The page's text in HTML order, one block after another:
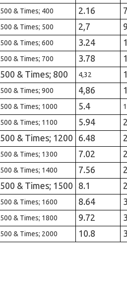
500 & Times; 400 2.16
500 & Times; 500 2,7
500 & Times; 600 3.24
500 & Times; 700 3.78
500 & Times; 800 4,32
500 & Times; 900 4,86
500 & Times; 1000 5.4
500 & Times; 1100 5.94
500 & Times; 1200 6.48
500 & Times; 1300 7.02
500 & Times; 1400 7.56
500 & Times; 1500 8.1
500 & Times; 1600 8.64
500 & Times; 1800 9.72
500 & Times; 2000 10.8